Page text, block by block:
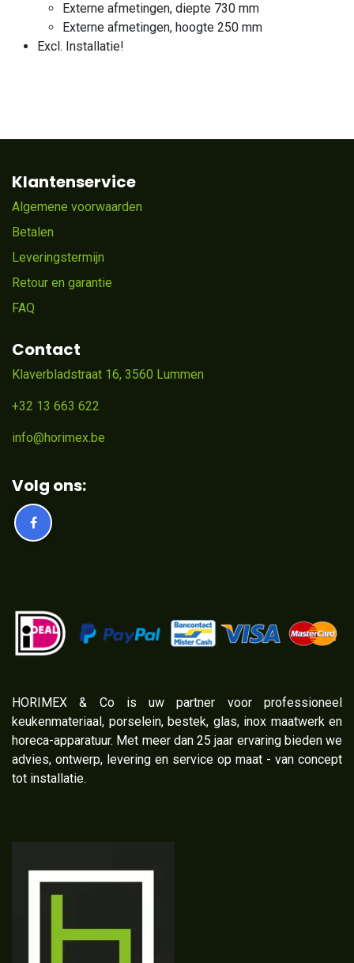
Externe afmetingen, diepte 730 mm
Externe afmetingen, hoogte 250 mm
Excl. Installatie!
Klantenservice
Algemene voorwaarden
Betalen
Leveringstermijn
Retour en garantie
FAQ
Contact
Klaverbladstraat 16, 3560 Lummen
+32 13 663 622
info@horimex.be
Volg ons:
​HORIMEX & Co is uw partner voor professioneel
keukenmateriaal, porselein, bestek, glas, inox maatwerk en
horeca-apparatuur. Met meer dan 25 jaar ervaring bieden we
advies, ontwerp, levering en service op maat - van concept
tot installatie.